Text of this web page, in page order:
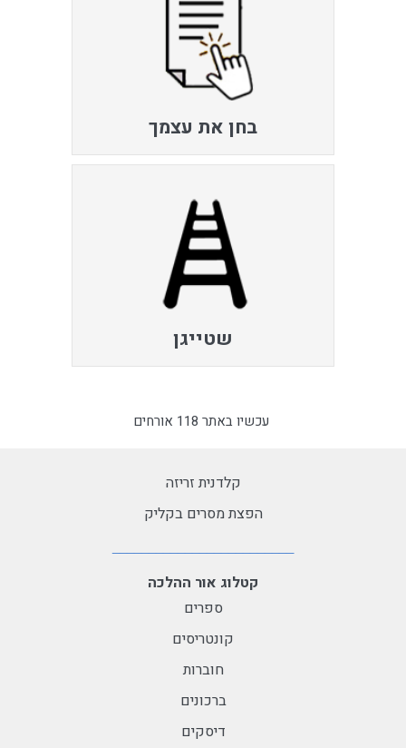
בחן את עצמך
שטייגן
עכשיו באתר 118 אורחים
קלדנית זריזה
הפצת מסרים בקליק
קטלוג אור ההלכה
ספרים
קונטריסים
חוברות
ברכונים
דיסקים